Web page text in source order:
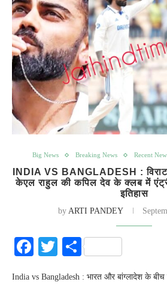
Big News Breaking News Recent
INDIA VS BANGLADESH :
केएल राहुल की कपिल देव के क्‍लब में
इतिहास
by ARTI PANDEY
Facebook
Twitter
Share
India vs Bangladesh : भारत और बांग्लादेश के